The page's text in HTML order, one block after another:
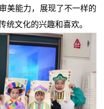
美能力，展现了不一样的
统文化的兴趣和喜欢。